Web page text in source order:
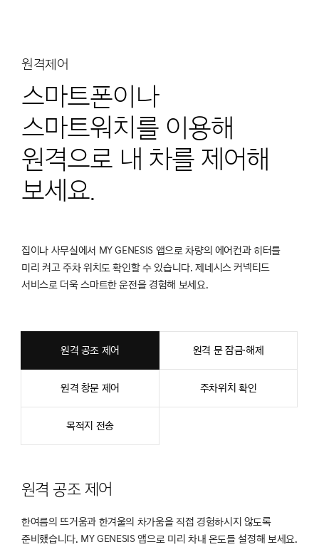
원격제어
스마트폰이나
스마트워치를 이용해
원격으로 내 차를 제어해
보세요.
집이나 사무실에서 MY GENESIS 앱으로 차량의 에어컨과 히터를
미리 켜고 주차 위치도 확인할 수 있습니다. 제네시스 커넥티드
서비스로 더욱 스마트한 운전을 경험해 보세요.
원격 공조 제어 원격 문 잠금·해제
원격 창문 제어 주차위치 확인
목적지 전송
원격 공조 제어
한여름의 뜨거움과 한겨울의 차가움을 직접 경험하시지 않도록
준비했습니다. MY GENESIS 앱으로 미리 차내 온도를 설정해 보세요.